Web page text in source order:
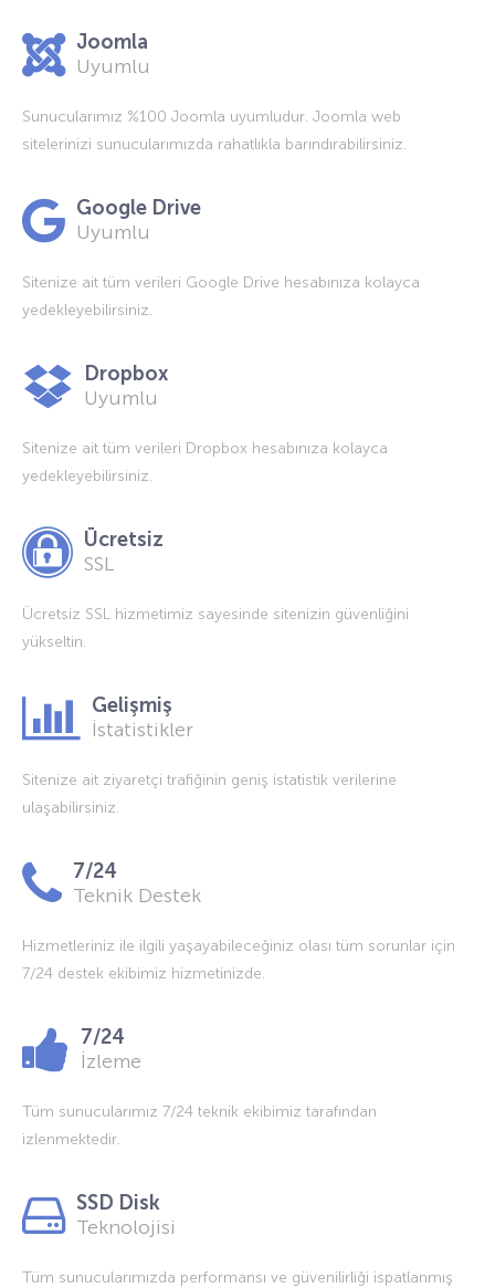
Joomla
Uyumlu
Sunucularımız %100 Joomla uyumludur. Joomla web
sitelerinizi sunucularımızda rahatlıkla barındırabilirsiniz.
Google Drive
Uyumlu
Sitenize ait tüm verileri Google Drive hesabınıza kolayca
yedekleyebilirsiniz.
Dropbox
Uyumlu
Sitenize ait tüm verileri Dropbox hesabınıza kolayca
yedekleyebilirsiniz.
Ücretsiz
SSL
Ücretsiz SSL hizmetimiz sayesinde sitenizin güvenliğini
yükseltin.
Gelişmiş
İstatistikler
Sitenize ait ziyaretçi trafiğinin geniş istatistik verilerine
ulaşabilirsiniz.
7/24
Teknik Destek
Hizmetleriniz ile ilgili yaşayabileceğiniz olası tüm sorunlar için
7/24 destek ekibimiz hizmetinizde.
7/24
İzleme
Tüm sunucularımız 7/24 teknik ekibimiz tarafından
izlenmektedir.
SSD Disk
Teknolojisi
Tüm sunucularımızda performansı ve güvenilirliği ispatlanmış